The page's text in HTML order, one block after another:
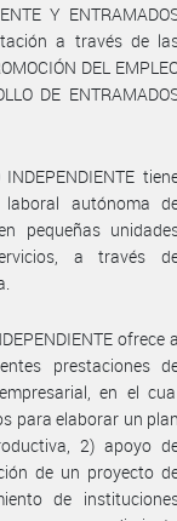
Y
a través de
DEL
DE
autónoma
pequeñas
a través
ofrece
prestaciones
en el
para elaborar un
2) apoyo
de un proyecto
de